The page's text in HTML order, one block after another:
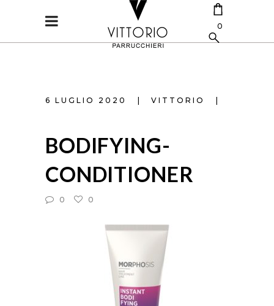
0
6 LUGLIO 2020 VITTORIO
BODIFYING-
CONDITIONER
0 0